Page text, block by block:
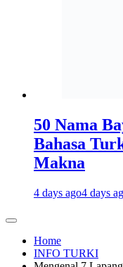
50 Nama
Bahasa
Makna
4 days ago4 days
Home
INFO TURKI